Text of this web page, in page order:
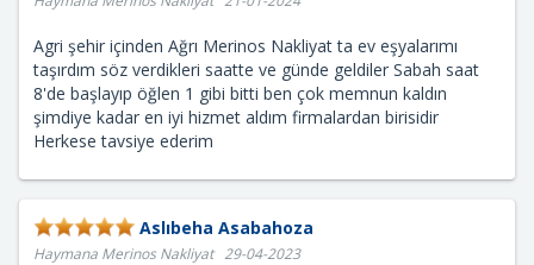
Agri şehir içinden Ağrı Merinos Nakliyat ta ev eşyalarımı
taşırdım söz verdikleri saatte ve günde geldiler Sabah saat
8'de başlayıp öğlen 1 gibi bitti ben çok memnun kaldın
şimdiye kadar en iyi hizmet aldım firmalardan birisidir
Herkese tavsiye ederim
Aslıbeha Asabahoza
Haymana Merinos Nakliyat 29-04-2023